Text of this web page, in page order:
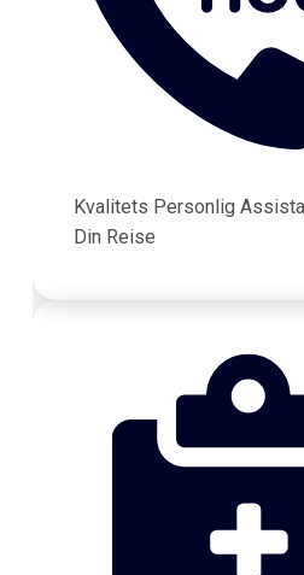
Kvalitets Personlig
Din Reise